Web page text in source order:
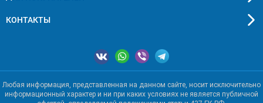
КОНТАКТЫ
Любая информация, представленная на данном сайте, носит исключительно
информационный характер и ни при каких условиях не является публичной